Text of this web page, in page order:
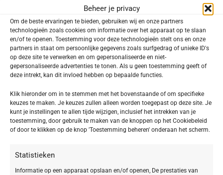
Beheer je privacy
Om de beste ervaringen te bieden, gebruiken wij en onze partners
technologieën zoals cookies om informatie over het apparaat op te slaan
en/of te openen. Toestemming voor deze technologieën stelt ons en onze
partners in staat om persoonlijke gegevens zoals surfgedrag of unieke ID's
op deze site te verwerken en om gepersonaliseerde en niet-
gepersonaliseerde advertenties te tonen. Als u geen toestemming geeft of
deze intrekt, kan dit invloed hebben op bepaalde functies.
Klik hieronder om in te stemmen met het bovenstaande of om specifieke
keuzes te maken. Je keuzes zullen alleen worden toegepast op deze site. Je
kunt je instellingen te allen tijde wijzigen, inclusief het intrekken van je
toestemming, door gebruik te maken van de knoppen op het Cookiebeleid
of door te klikken op de knop 'Toestemming beheren' onderaan het scherm.
Statistieken
Informatie op een apparaat opslaan en/of openen, De prestaties van
SOORT PRODUCT
Make-up
SOORT MAKE-UP
Hydra Liquid Foundation 10 clay
39,90 €31,92